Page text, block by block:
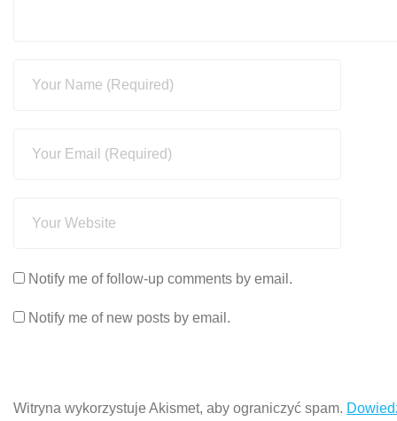
Notify me of follow-up comments by email.
Notify me of new posts by email.
Witryna wykorzystuje Akismet, aby ograniczyć spam.